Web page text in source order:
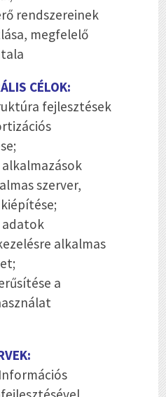
rendszereinek
megfelelő
CÉLOK:
fejlesztések
szerver,
adatok
alkalmas
a